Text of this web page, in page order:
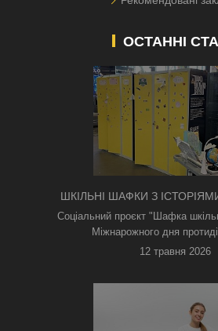
ОСТАННІ
ШКІЛЬНІ ШАФКИ З
З'ЯВИЛИСЯ В
Соціальний проєкт "Шафка
Міжнарожного дня
12 травня 2026